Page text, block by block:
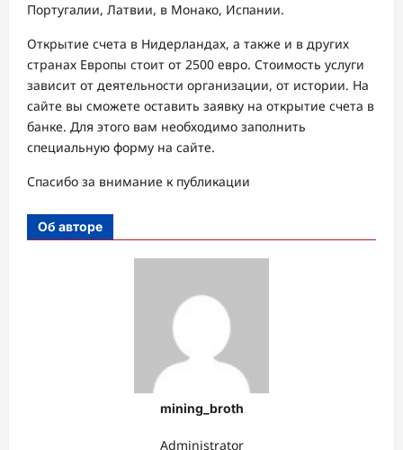
Португалии, Латвии, в Монако, Испании.
Открытие счета в Нидерландах, а также и в других
странах Европы стоит от 2500 евро. Стоимость услуги
зависит от деятельности организации, от истории. На
сайте вы сможете оставить заявку на открытие счета в
банке. Для этого вам необходимо заполнить
специальную форму на сайте.
Спасибо за внимание к публикации
Об авторе
mining_broth
Administrator